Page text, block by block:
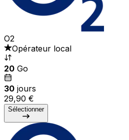
O2
Opérateur local
20 Go
30 jours
29,90 €
Sélectionner